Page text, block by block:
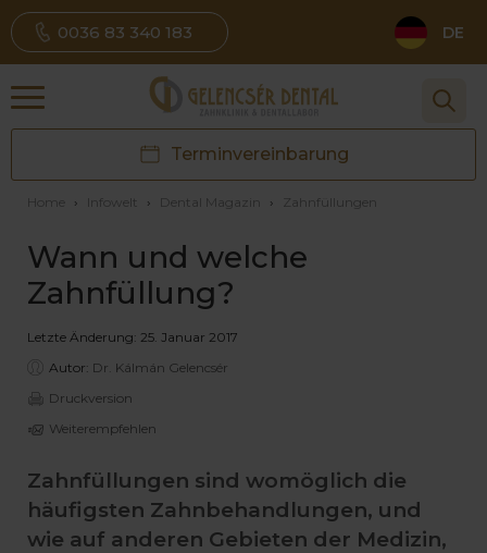
0036 83 340 183 DE
Terminvereinbarung
Home › Infowelt › Dental Magazin › Zahnfüllungen
Wann und welche
Zahnfüllung?
Letzte Änderung: 25. Januar 2017
Autor: Dr. Kálmán Gelencsér
Druckversion
Weiterempfehlen
Zahnfüllungen sind womöglich die
häufigsten Zahnbehandlungen, und
wie auf anderen Gebieten der Medizin,